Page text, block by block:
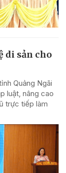
di sản cho
Quảng Ngãi
luật, nâng cao
trực tiếp làm